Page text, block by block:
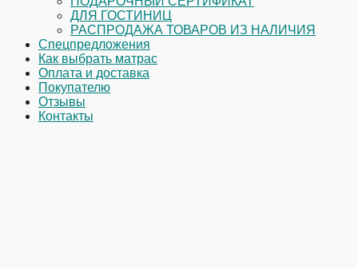
ДЛЯ ГОСТИНИЦ
РАСПРОДАЖА ТОВАРОВ ИЗ НАЛИЧИЯ
Спецпредложения
Как выбрать матрас
Оплата и доставка
Покупателю
Отзывы
Контакты